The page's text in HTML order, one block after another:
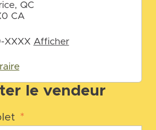
le vendeur
*
QC
CA
XXXX Afficher